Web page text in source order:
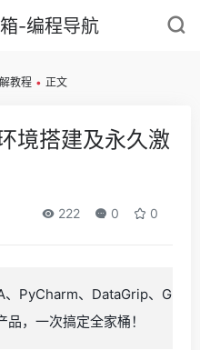
教程 • 正文
境搭建及永久激
222 0 0
PyCharm、DataGrip、G
，一次搞定全家桶！